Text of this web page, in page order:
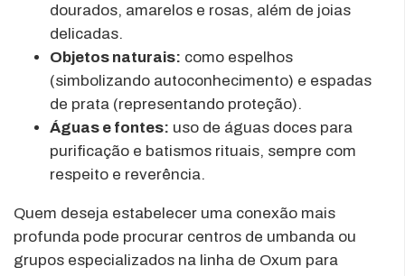
dourados, amarelos e rosas, além de joias
delicadas.
Objetos naturais: como espelhos
(simbolizando autoconhecimento) e espadas
de prata (representando proteção).
Águas e fontes: uso de águas doces para
purificação e batismos rituais, sempre com
respeito e reverência.
Quem deseja estabelecer uma conexão mais
profunda pode procurar centros de umbanda ou
grupos especializados na linha de Oxum para